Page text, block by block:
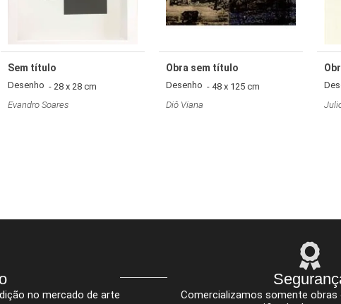
Sem título
Desenho - 28 x 28 cm
Evandro Soares
Obra sem título
Desenho - 48 x 125 cm
Diô Viana
no mercado de arte
Comercializamos somente obras